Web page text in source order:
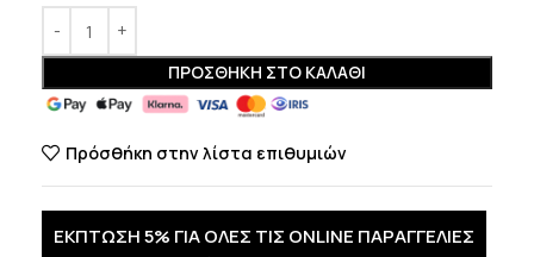
ΠΡΟΣΘΉΚΗ ΣΤΟ ΚΑΛΆΘΙ
Πρόσθήκη στην λίστα επιθυμιών
ΕΚΠΤΩΣΗ 5% ΓΙΑ ΟΛΕΣ ΤΙΣ ONLINE ΠΑΡΑΓΓΕΛΙΕΣ